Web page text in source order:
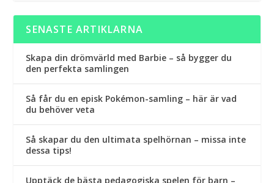
SENASTE ARTIKLARNA
Skapa din drömvärld med Barbie – så bygger du
den perfekta samlingen
Så får du en episk Pokémon-samling – här är vad
du behöver veta
Så skapar du den ultimata spelhörnan – missa inte
dessa tips!
Upptäck de bästa pedagogiska spelen för barn –